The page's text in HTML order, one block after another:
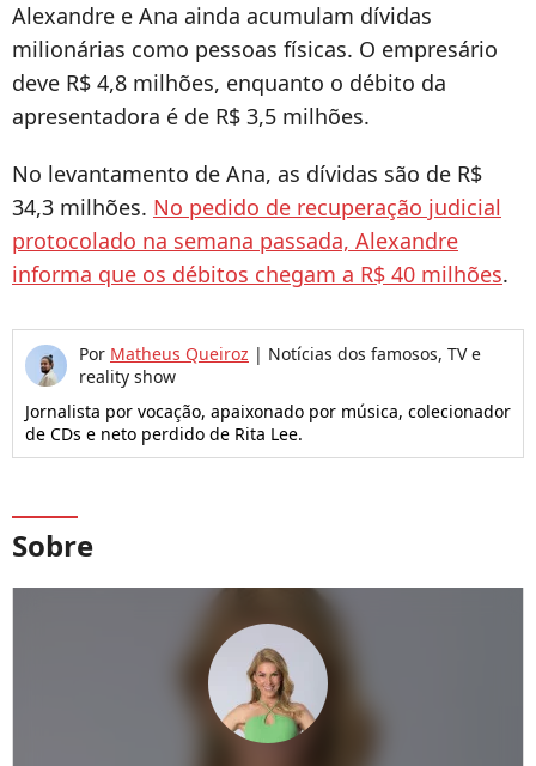
Alexandre e Ana ainda acumulam dívidas
milionárias como pessoas físicas. O empresário
deve R$ 4,8 milhões, enquanto o débito da
apresentadora é de R$ 3,5 milhões.
No levantamento de Ana, as dívidas são de R$
34,3 milhões. No pedido de recuperação judicial
protocolado na semana passada, Alexandre
informa que os débitos chegam a R$ 40 milhões.
Por Matheus Queiroz | Notícias dos famosos, TV e
reality show
Jornalista por vocação, apaixonado por música, colecionador
de CDs e neto perdido de Rita Lee.
Sobre